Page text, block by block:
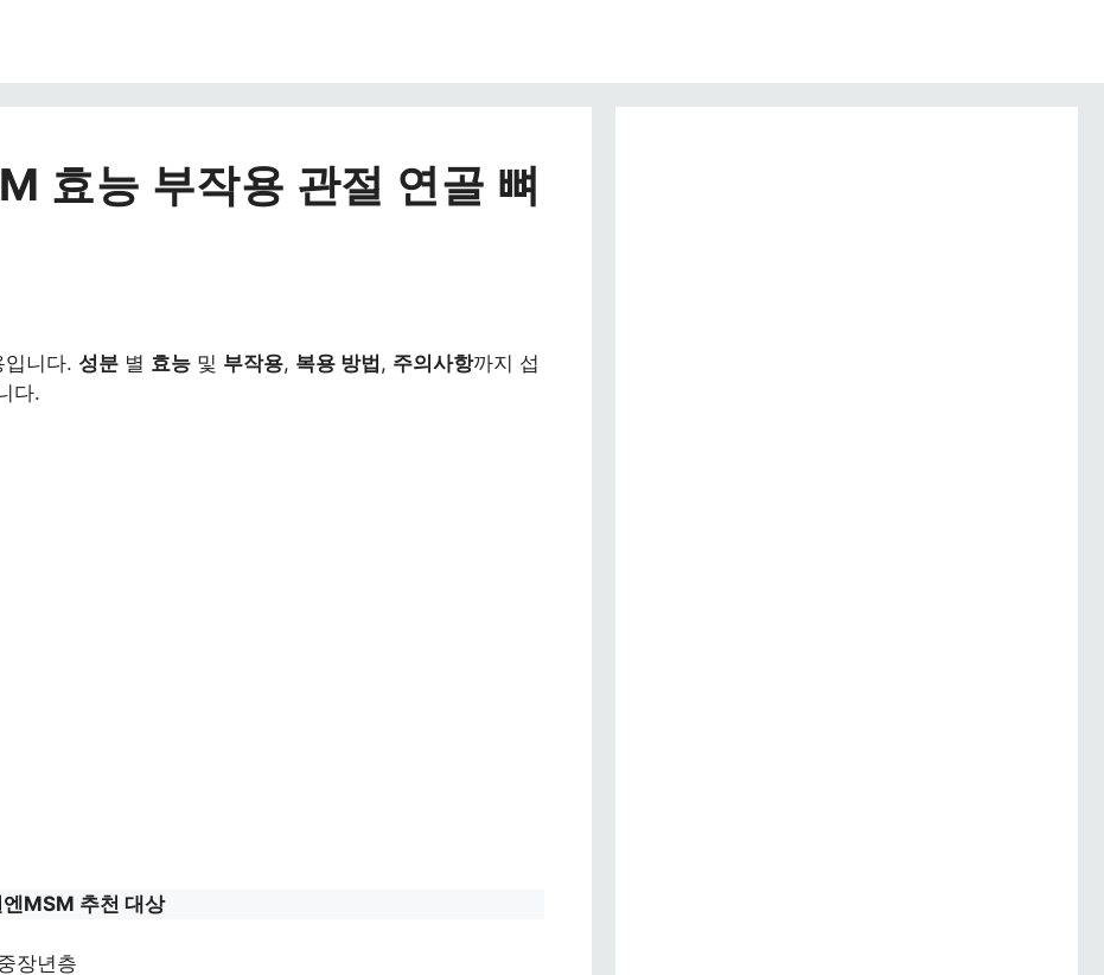
효능 부작용 관절 연골 뼈
입니다. 성분 별 효능 및 부작용, 복용 방법 , 주의사항까지 섭
다.
엔MSM 추천 대상
장년층